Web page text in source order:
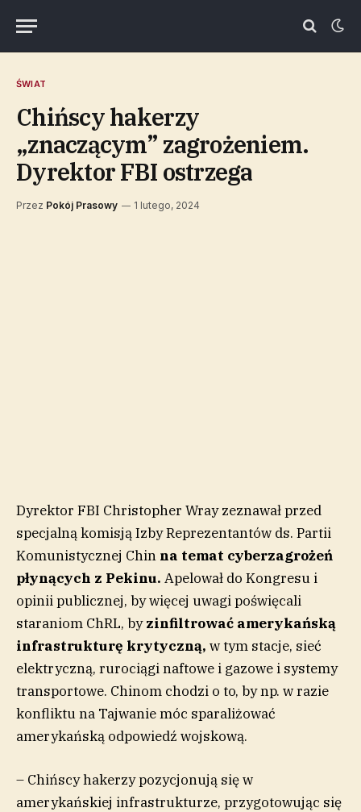
ŚWIAT
Chińscy hakerzy
„znaczącym” zagrożeniem.
Dyrektor FBI ostrzega
Przez Pokój Prasowy 1 lutego, 2024
Dyrektor FBI Christopher Wray zeznawał przed
specjalną komisją Izby Reprezentantów ds. Partii
Komunistycznej Chin na temat cyberzagrożeń
płynących z Pekinu. Apelował do Kongresu i
opinii publicznej, by więcej uwagi poświęcali
staraniom ChRL, byzinfiltrować amerykańską
infrastrukturę krytyczną, w tym stacje, sieć
elektryczną, rurociągi naftowe i gazowe i systemy
transportowe. Chinom chodzi o to, by np. w razie
konfliktu na Tajwanie móc sparaliżować
amerykańską odpowiedź wojskową.
– Chińscy hakerzy pozycjonują się w
amerykańskiej infrastrukturze, przygotowując się